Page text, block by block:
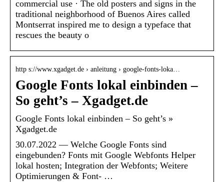
commercial use · The old posters and signs in the
traditional neighborhood of Buenos Aires called
Montserrat inspired me to design a typeface that
rescues the beauty o
http s://www.xgadget.de › anleitung › google-fonts-loka…
Google Fonts lokal einbinden –
So geht’s – Xgadget.de
Google Fonts lokal einbinden – So geht’s »
Xgadget.de
30.07.2022 — Welche Google Fonts sind
eingebunden? Fonts mit Google Webfonts Helper
lokal hosten; Integration der Webfonts; Weitere
Optimierungen & Font- …